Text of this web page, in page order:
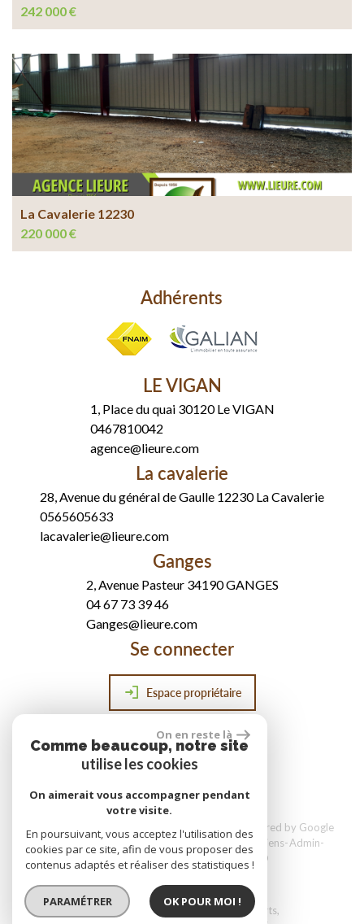
242 000 €
La Cavalerie 12230
220 000 €
Adhérents
LE VIGAN
1, Place du quai 30120 Le VIGAN
0467810042
agence@lieure.com
La cavalerie
28, Avenue du général de Gaulle 12230 La Cavalerie
0565605633
lacavalerie@lieure.com
Ganges
2, Avenue Pasteur 34190 GANGES
04 67 73 39 46
Ganges@lieure.com
Se connecter
Espace propriétaire
réalisé par
© 2026 | Tous droits réservés | Traduction powered by Google
Plan du site
Mentions légales Nos honoraires Liens Admin
Toutes nos annonces
Politique RGPD
Site internet compatible multi-supports,
On en reste là
Comme beaucoup, notre site
utilise les cookies
On aimerait vous accompagner pendant
votre visite.
En poursuivant, vous acceptez l'utilisation des
cookies par ce site, afin de vous proposer des
contenus adaptés et réaliser des statistiques !
PARAMÉTRER OK POUR MOI !